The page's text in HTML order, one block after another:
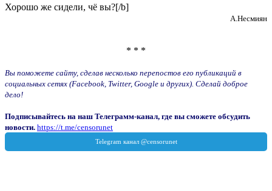
Хорошо же сидели, чё вы?[/b]
А.Несмиян
* * *
Вы поможете сайту, сделав несколько перепостов его публикаций в
социальных сетях (Facebook, Twitter, Google и других). Сделай доброе
дело!
Подписывайтесь на наш Телеграмм-канал, где вы сможете обсудить
новости. https://t.me/censorunet